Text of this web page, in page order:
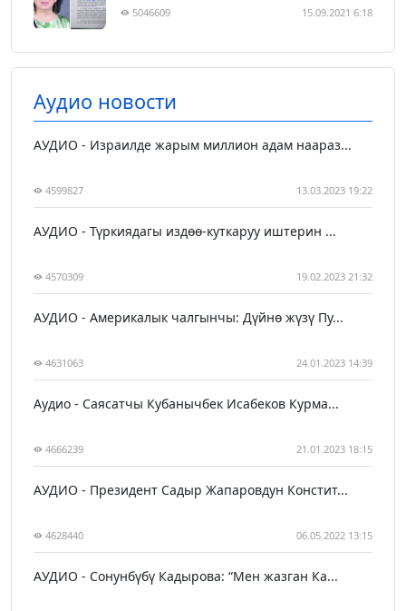
5046609 15.09.2021 6:18
Аудио новости
АУДИО - Израилде жарым миллион адам наараз...
4599827 13.03.2023 19:22
АУДИО - Түркиядагы издөө-куткаруу иштерин ...
4570309 19.02.2023 21:32
АУДИО - Америкалык чалгынчы: Дүйнө жүзү Пу...
4631063 24.01.2023 14:39
Аудио - Саясатчы Кубанычбек Исабеков Курма...
4666239 21.01.2023 18:15
АУДИО - Президент Садыр Жапаровдун Констит...
4628440 06.05.2022 13:15
АУДИО - Сонунбүбү Кадырова: “Мен жазган Ка...